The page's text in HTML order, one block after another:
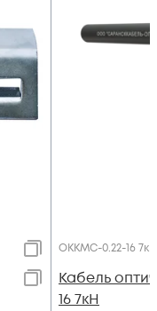
ОККМС-0.22-16 7кН
Кабель
16 7кН